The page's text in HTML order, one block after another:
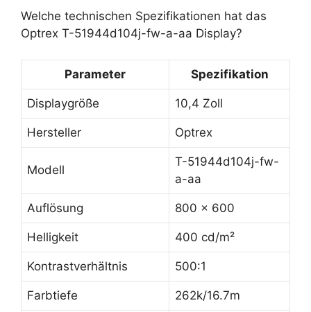
Welche technischen Spezifikationen hat das
Optrex T-51944d104j-fw-a-aa Display?
Parameter Spezifikation
Displaygröße 10,4 Zoll
Hersteller Optrex
Modell
T-51944d104j-fw-
a-aa
Auflösung 800 x 600
Helligkeit 400 cd/m²
Kontrastverhältnis 500:1
Farbtiefe 262k/16.7m